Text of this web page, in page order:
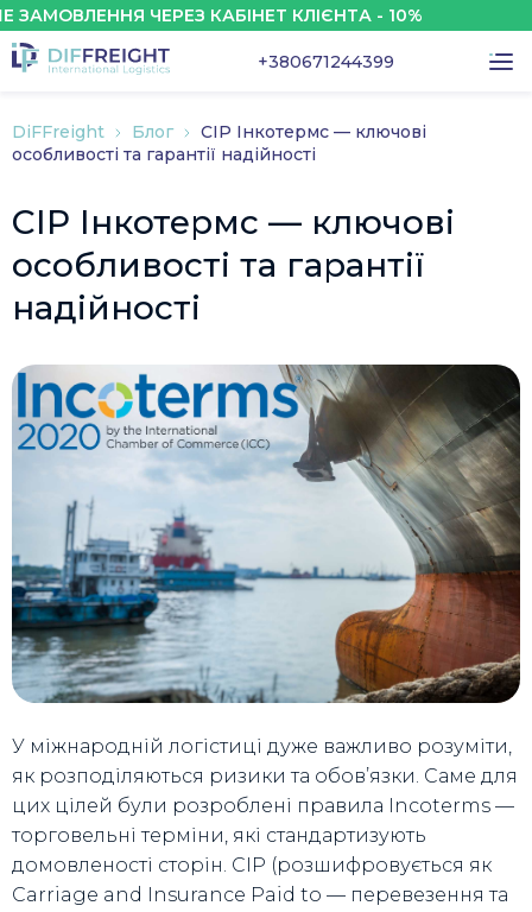
ЧЕРЕЗ КАБІНЕТ КЛІЄНТА - 10%
+380671244399
DiFFreight Блог
CIP Інкотермс — ключові
особливості та гарантії надійності
CIP Інкотермс — ключові
особливості та гарантії
надійності
У міжнародній логістиці дуже важливо розуміти,
як розподіляються ризики та обов’язки. Саме для
цих цілей були розроблені правила Incoterms —
торговельні терміни, які стандартизують
домовленості сторін. CIP (розшифровується як
Carriage and Insurance Paid to — перевезення та